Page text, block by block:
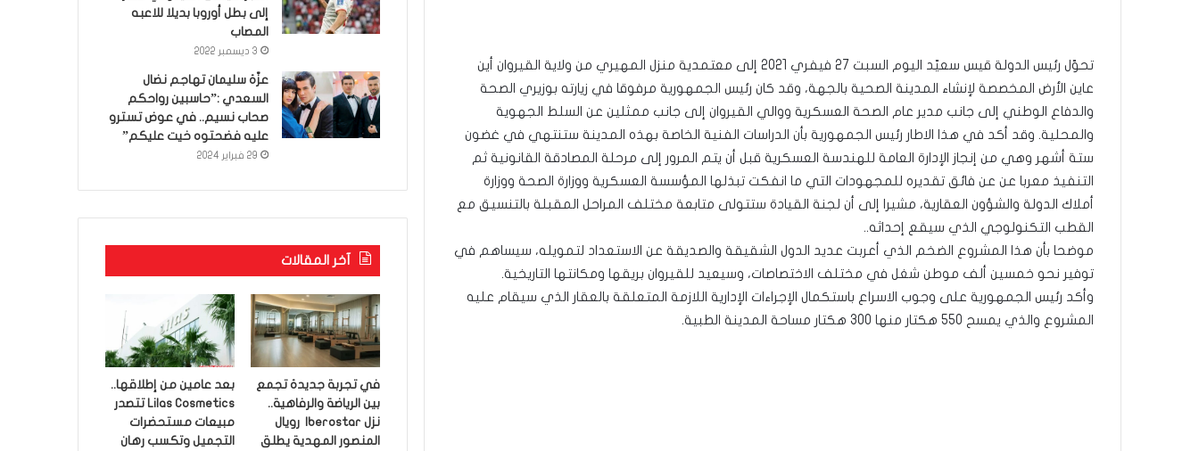
تحوّل رئيس الدولة قيس سعيّد اليوم السبت 27 فيفري 2021 إلى معتمدية منزل المهيري من ولاية القيروان أين
عاين الأرض المخصصة لإنشاء المدينة الصحية بالجهة، وقد كان رئيس الجمهورية مرفوقا في زيارته بوزيري الصحة
والدفاع الوطني إلى جانب مدير عام الصحة العسكرية ووالي القيروان إلى جانب ممثلين عن السلط الجهوية
والمحلية. وقد أكد في هذا الاطار رئيس الجمهورية بأن الدراسات الفنية الخاصة بهذه المدينة ستنتهي في غضون
ستة أشهر وهي من إنجاز الإدارة العامة للهندسة العسكرية قبل أن يتم المرور إلى مرحلة المصادقة القانونية ثم
التنفيذ معربا عن عن فائق تقديره للمجهودات التي ما انفكت تبذلها المؤسسة العسكرية ووزارة الصحة ووزارة
أملاك الدولة والشؤون العقارية، مشيرا إلى أن لجنة القيادة ستتولى متابعة مختلف المراحل المقبلة بالتنسيق مع
القطب التكنولوجي الذي سيقع إحداثه..
موضحا بأن هذا المشروع الضخم الذي أعربت عديد الدول الشقيقة والصديقة عن الاستعداد لتمويله، سيساهم في
توفير نحو خمسين ألف موطن شغل في مختلف الاختصاصات، وسيعيد للقيروان بريقها ومكانتها التاريخية.
وأكد رئيس الجمهورية على وجوب الاسراع باستكمال الإجراءات الإدارية اللازمة المتعلقة بالعقار الذي سيقام عليه
المشروع والذي يمسح 550 هكتار منها 300 هكتار مساحة المدينة الطبية.
إلى بطل أوروبا بديلا للاعبه
المصاب
3 ديسمبر 2022
عزّة سليمان تهاجم نضال
السعدي :”حاسبين رواحكم
صحاب نسيم.. في عوض تسترو
عليه فضحتوه خيت عليكم”
29 فبراير 2024
آخر المقالات
في تجربة جديدة تجمع
بين الرياضة والرفاهية..
نزل Iberostar رويال
المنصور المهدية يطلق
بعد عامين من إطلاقها..
Lilas Cosmetics تتصدر
مبيعات مستحضرات
التجميل وتكسب رهان